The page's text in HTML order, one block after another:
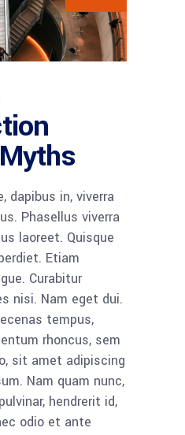
dapibus in, viverra
Phasellus viverra
laoreet. Quisque
Etiam
Curabitur
nisi. Nam eget dui.
tempus,
rhoncus, sem
sit amet adipiscing
Nam quam nunc,
hendrerit id,
odio et ante